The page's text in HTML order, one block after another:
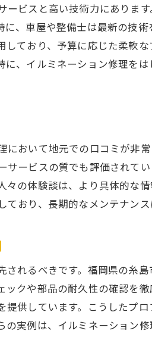
屋選びでイルミネーションの
い車屋選びのコツ
ネーション修理における信頼性
術力で糸島市のイルミネーショ
備士が手掛けるイルミネーシ
整備士が誇る修理事例を紹介
ーションの劣化を防ぐメンテ
選ばれる整備士の特徴
イルミネーションを長く楽し
女市でのイルミネーション修理
ロが推奨する修理成功のポイ
八女市での修理事例から学ぶ
ビスと高い技術力にありま
、車屋や整備士は最新の技
ており、予算に応じた柔軟
、イルミネーション修理を
おいて地元での口コミが非
ービスの質でも評価されて
の体験談は、より具体的な
おり、長期的なメンテナン
れるべきです。福岡県の糸
クや部品の耐久性の確認を
供しています。こうしたプ
実例は、イルミネーション